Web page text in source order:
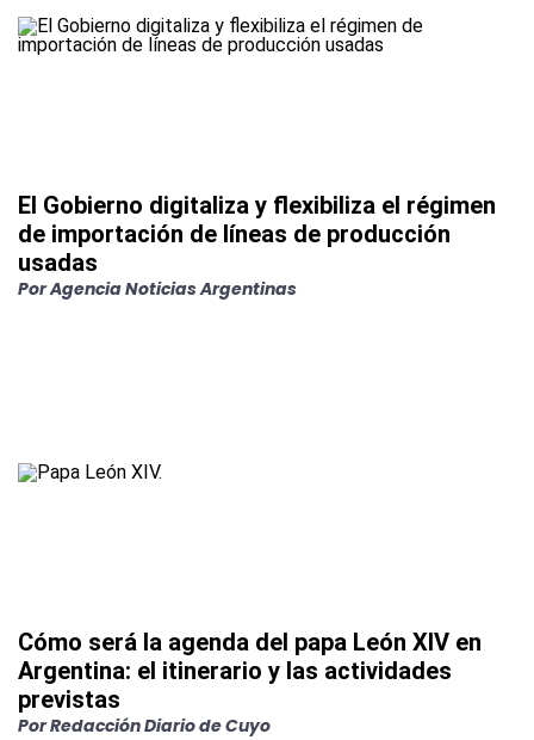
El Gobierno digitaliza y flexibiliza el régimen
de importación de líneas de producción
usadas
PorAgencia Noticias Argentinas
Cómo será la agenda del papa León XIV en
Argentina: el itinerario y las actividades
previstas
PorRedacción Diario de Cuyo